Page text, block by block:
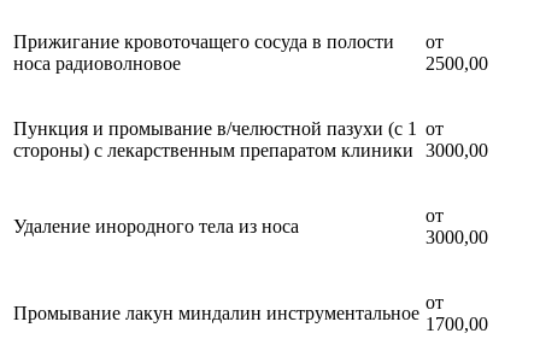
Прижигание кровоточащего сосуда в полости
носа радиоволновое
от
2500,00
Пункция и промывание в/челюстной пазухи (с 1
стороны) с лекарственным препаратом клиники
от
3000,00
Удаление инородного тела из носа
от
3000,00
Промывание лакун миндалин инструментальное
от
1700,00